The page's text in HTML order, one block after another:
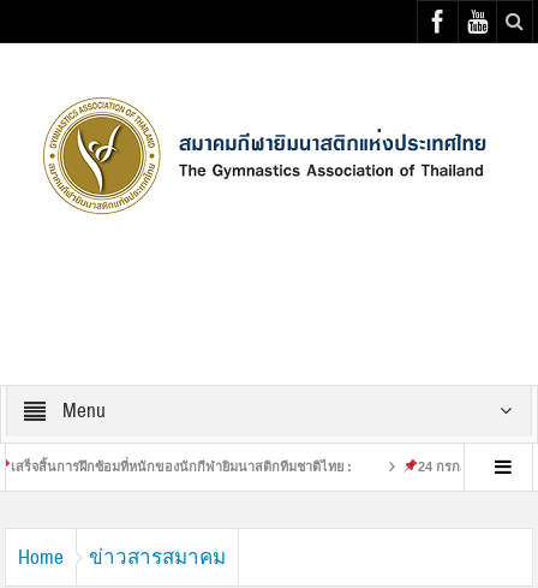
Menu
การฝึกซ้อมที่หนักของนักกีฬายิมนาสติกทีมชาติไทย : 24 กรกฎาคม 2569 : นาวา
Home ข่าวสารสมาคม